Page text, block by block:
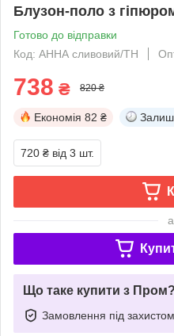
Блузон-поло з
Готово до відправки
Код: АННА сливовий/ТН
738 ₴ 820 ₴
Економія 82 ₴
720 ₴ від 3 шт.
Що таке купити з Пром?
Замовлення під захистом